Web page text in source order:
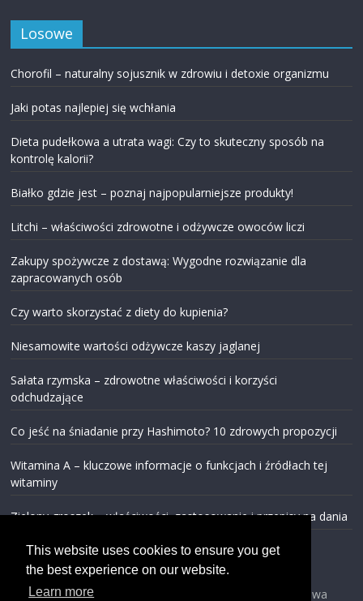
This website uses cookies to ensure you get
the best experience on our website.
Learn more
Losowe
Chorofil – naturalny sojusznik w zdrowiu i detoxie organizmu
Jaki potas najlepiej się wchłania
Dieta pudełkowa a utrata wagi: Czy to skuteczny sposób na
kontrolę kalorii?
Białko gdzie jest – poznaj najpopularniejsze produkty!
Litchi – właściwości zdrowotne i odżywcze owoców liczi
Zakupy spożywcze z dostawą: Wygodne rozwiązanie dla
zapracowanych osób
Czy warto skorzystać z diety do kupienia?
Niesamowite wartości odżywcze kaszy jaglanej
Sałata rzymska – zdrowotne właściwości i korzyści
odchudzające
Co jeść na śniadanie przy Hashimoto? 10 zdrowych propozycji
Witamina A – kluczowe informacje o funkcjach i źródłach tej
witaminy
Zielony groszek – właściwości, zastosowanie i przepisy na dania
Prawa autorskie © 2026 . Wszystkie prawa